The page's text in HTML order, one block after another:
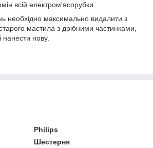
всій електром'ясорубки.
необхідно максимально видалити з
мастила з дрібними частинками,
нанести нову.
Philips
Шестерня